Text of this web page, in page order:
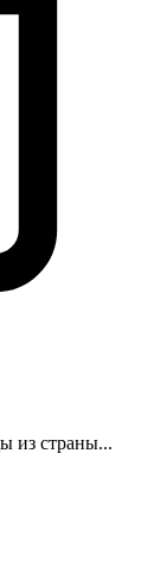
страны...